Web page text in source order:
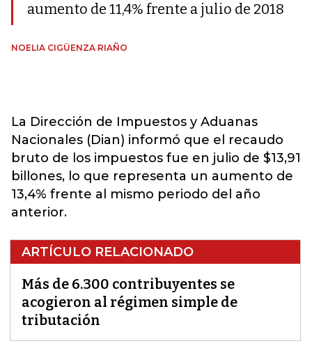
aumento de 11,4% frente a julio de 2018
NOELIA CIGÜENZA RIAÑO
La Dirección de Impuestos y Aduanas
Nacionales (Dian) informó que el recaudo
bruto de los impuestos fue en julio de $13,91
billones, lo que representa un aumento de
13,4% frente al mismo periodo del año
anterior.
ARTÍCULO RELACIONADO
Más de 6.300 contribuyentes se
acogieron al régimen simple de
tributación